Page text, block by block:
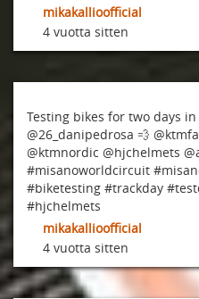
mikakallioofficial
4 vuotta sitten
Testing bikes for two days
@26_danipedrosa 💨
@ktmnordic @hjchelmets
#misanoworldcircuit
#biketesting #trackday
#hjchelmets
mikakallioofficial
4 vuotta sitten